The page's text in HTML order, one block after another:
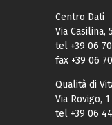
Centro Dati
Via Casilina,
tel +39 06
fax +39 06
Qualità di
Via Rovigo,
tel +39 06